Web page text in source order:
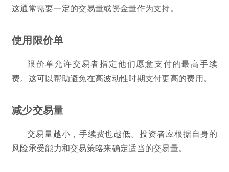
这通常需要一定的交易量或资金量作为支持。
使用限价单
限价单允许交易者指定他们愿意支付的最高手续
费。这可以帮助避免在高波动性时期支付更高的费用。
减少交易量
交易量越小，手续费也越低。投资者应根据自身的
风险承受能力和交易策略来确定适当的交易量。